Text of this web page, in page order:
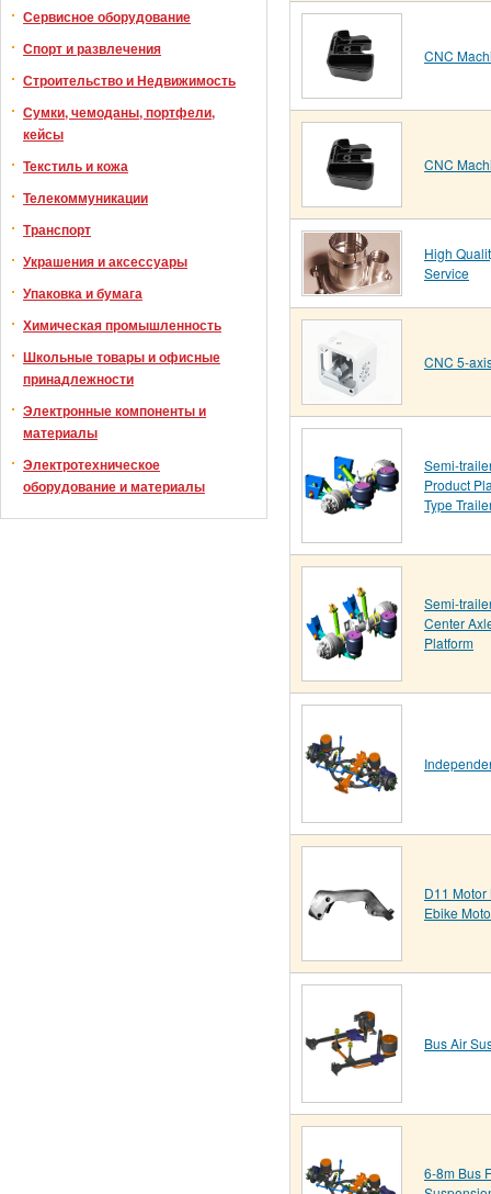
Сервисное оборудование
Спорт и развлечения
Строительство и Недвижимость
Сумки, чемоданы, портфели,
кейсы
Текстиль и кожа
Телекоммуникации
Транспорт
Украшения и аксессуары
Упаковка и бумага
Химическая промышленность
Школьные товары и офисные
принадлежности
Электронные компоненты и
материалы
Электротехническое
оборудование и материалы
CNC
CNC
High
Service
CNC 5-
Semi-
Product
Type
Semi-
Center
Platform
D11 Motor
Ebike
Bus Air
6-8m Bus